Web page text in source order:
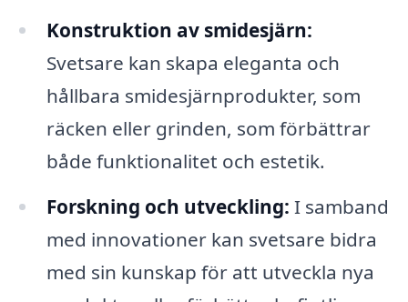
Konstruktion av smidesjärn:
Svetsare kan skapa eleganta och
hållbara smidesjärnprodukter, som
räcken eller grinden, som förbättrar
både funktionalitet och estetik.
Forskning och utveckling: I samband
med innovationer kan svetsare bidra
med sin kunskap för att utveckla nya